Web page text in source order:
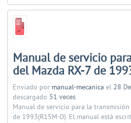
Manual de servicio
del Mazda RX-7 de
Enviado por manual-mecanica el 28
descargado 51 veces.
Manual de servicio para la transmisión
de 1993(R15M-D). El manual está